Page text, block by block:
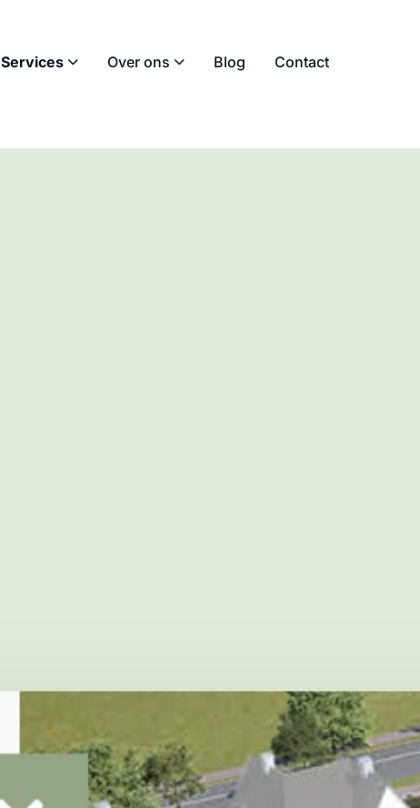
Services Over ons Blog Contact